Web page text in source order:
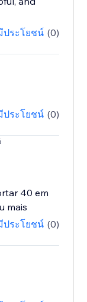
ประโยชน์ (0)
ประโยชน์ (0)
40 em
ประโยชน์ (0)